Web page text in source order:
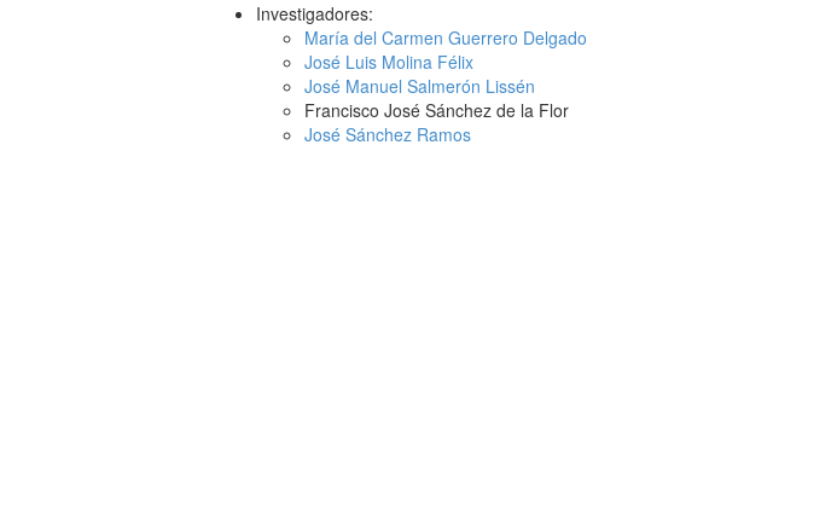
Investigadores:
María del Carmen Guerrero Delgado
José Luis Molina Félix
José Manuel Salmerón Lissén
Francisco José Sánchez de la Flor
José Sánchez Ramos